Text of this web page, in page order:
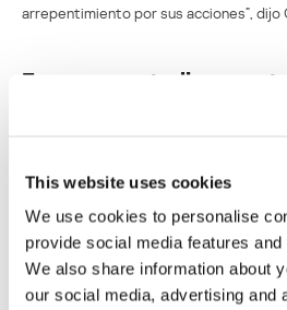
This website uses cookies
We use cookies to personalise
provide social media features
We also share information about
our social media, advertising and
arrepentimiento por sus acciones”, dijo
Empresa australiana
campos obligatorios están